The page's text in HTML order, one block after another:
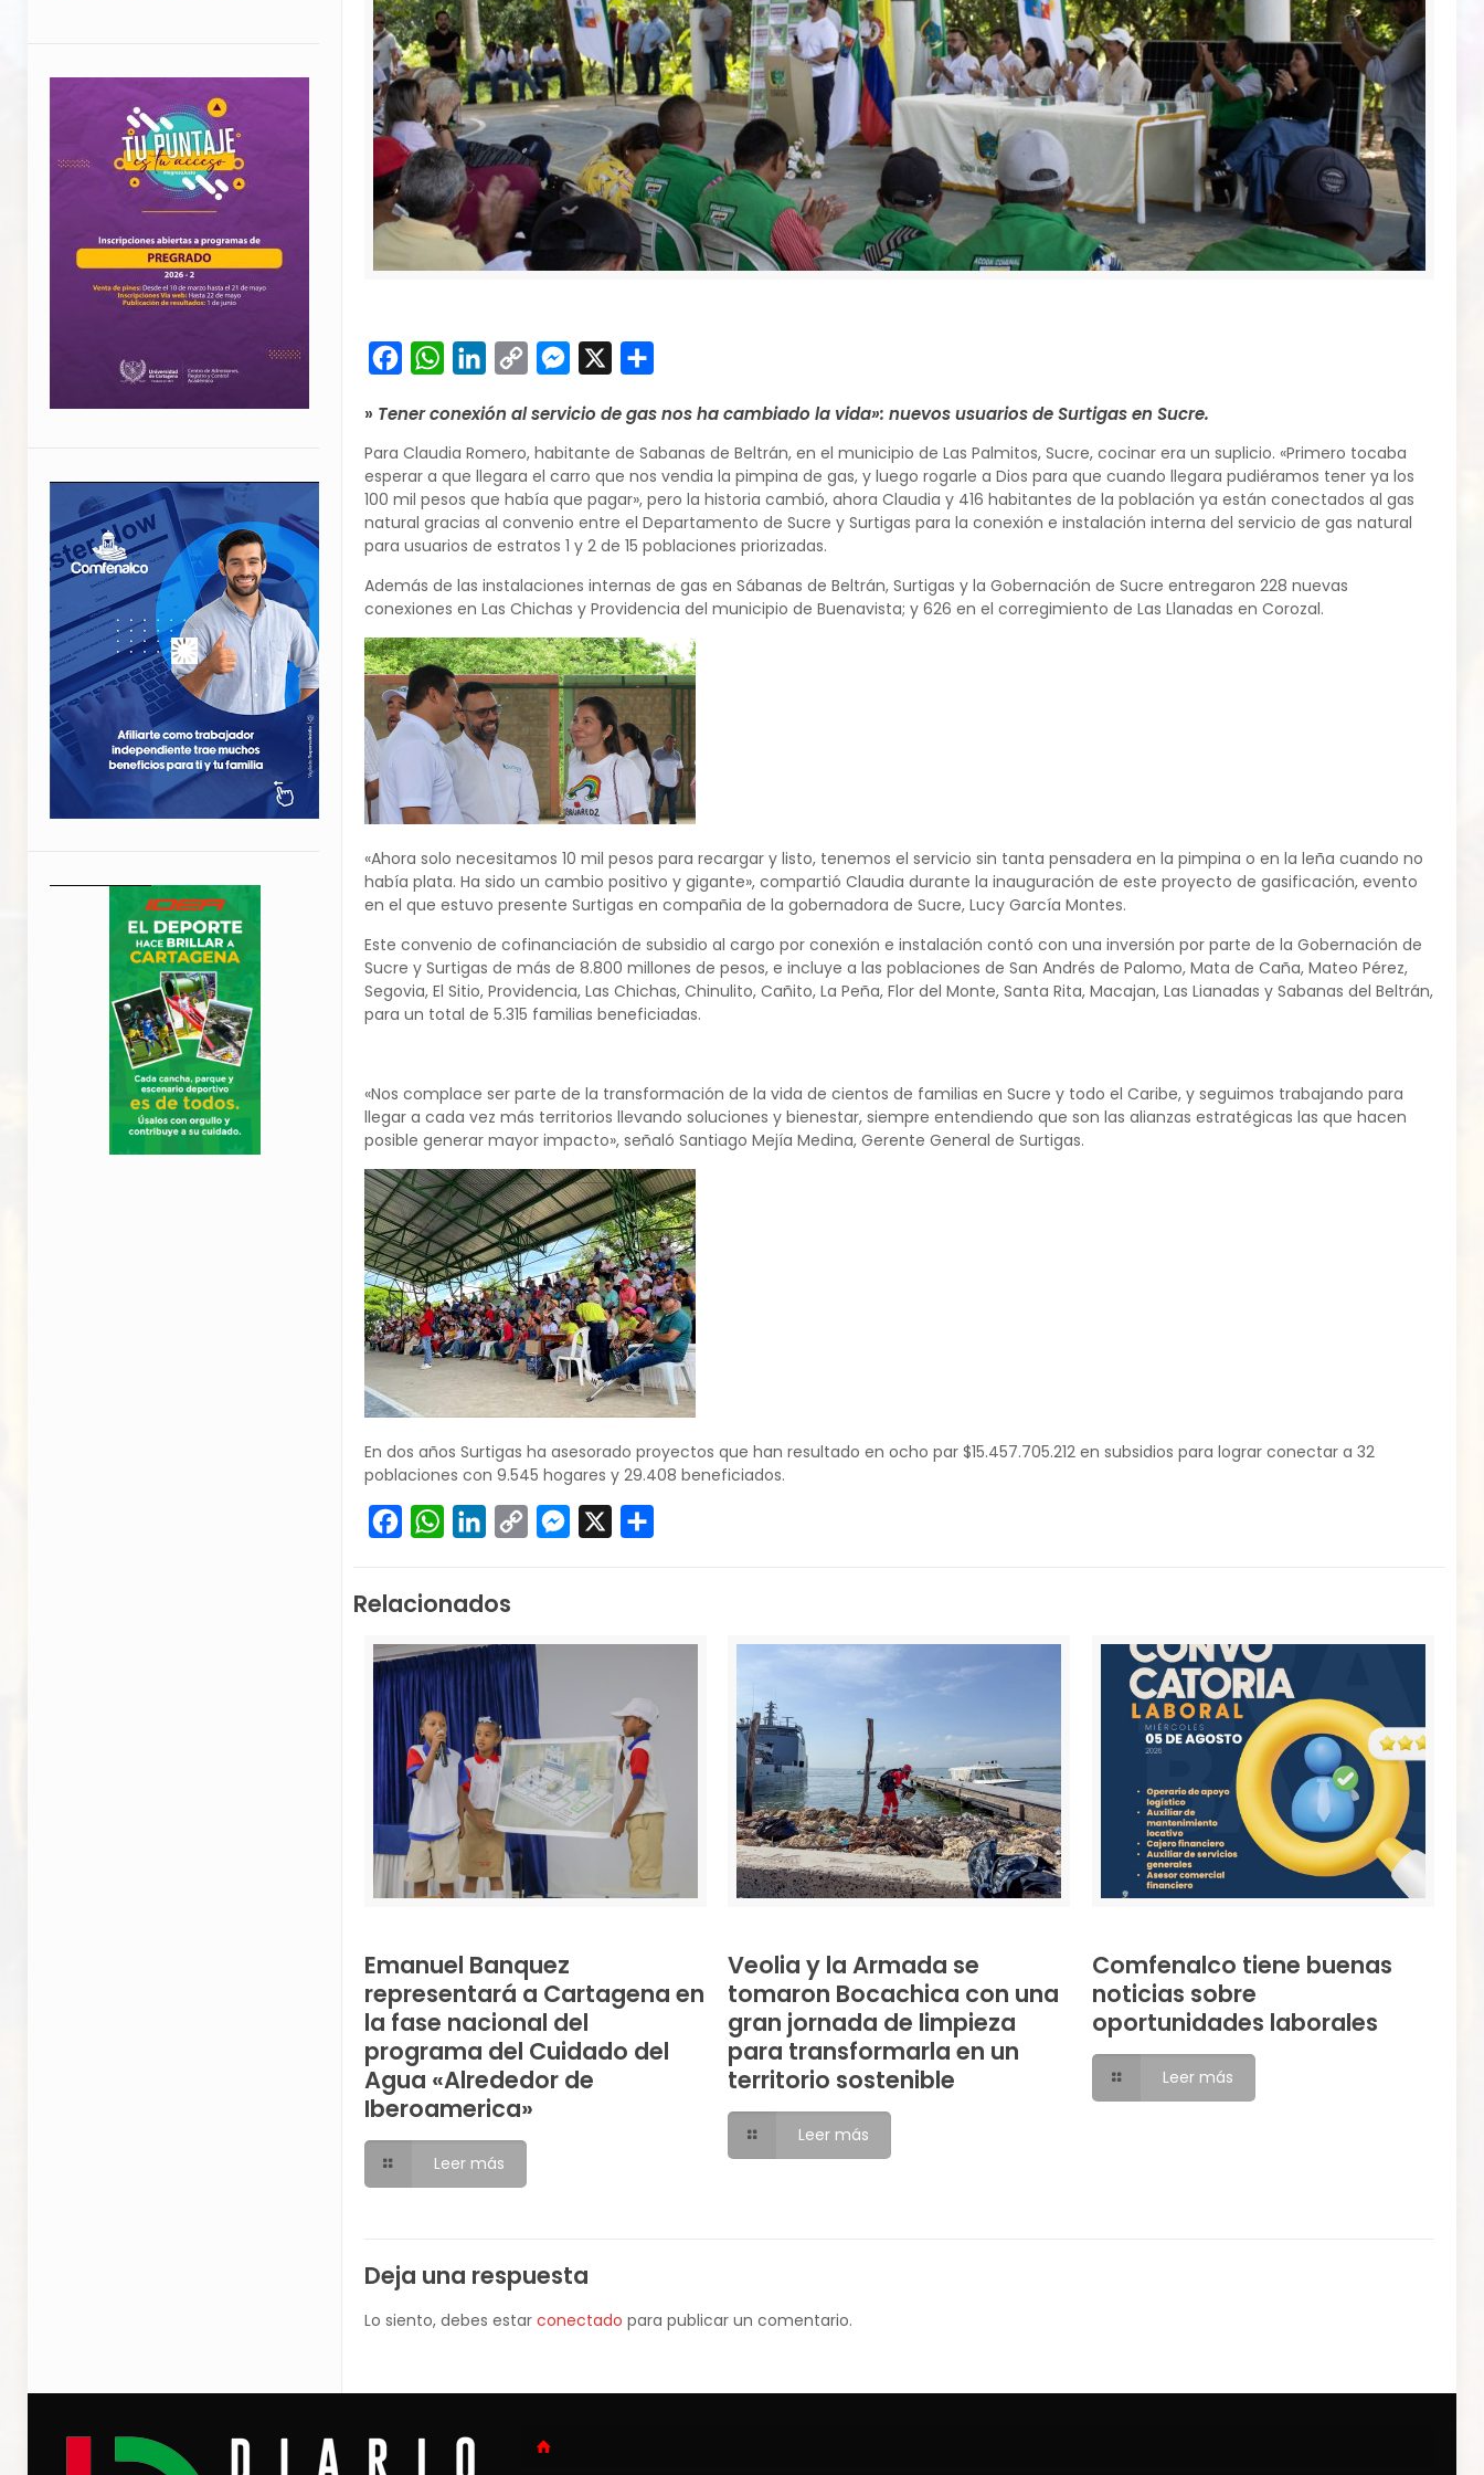
FacebookWhatsAppLinkedIn
Copy
Messenger
» Tener conexión al servicio de gas nos ha cambiado la vida»: nuevos usuarios de Surtigas en Sucre.
Para Claudia Romero, habitante de Sabanas de Beltrán, en el municipio de Las Palmitos, Sucre, cocinar era un suplicio. «Primero tocaba
esperar a que llegara el carro que nos vendia la pimpina de gas, y luego rogarle a Dios para que cuando llegara pudiéramos tener ya los
100 mil pesos que había que pagar», pero la historia cambió, ahora Claudia y 416 habitantes de la población ya están conectados al gas
natural gracias al convenio entre el Departamento de Sucre y Surtigas para la conexión e instalación interna del servicio de gas natural
para usuarios de estratos 1 y 2 de 15 poblaciones priorizadas.
Además de las instalaciones internas de gas en Sábanas de Beltrán, Surtigas y la Gobernación de Sucre entregaron 228 nuevas
conexiones en Las Chichas y Providencia del municipio de Buenavista; y 626 en el corregimiento de Las Llanadas en Corozal.
«Ahora solo necesitamos 10 mil pesos para recargar y listo, tenemos el servicio sin tanta pensadera en la pimpina o en la leña cuando no
había plata. Ha sido un cambio positivo y gigante», compartió Claudia durante la inauguración de este proyecto de gasificación, evento
en el que estuvo presente Surtigas en compañia de la gobernadora de Sucre, Lucy García Montes.
Este convenio de cofinanciación de subsidio al cargo por conexión e instalación contó con una inversión por parte de la Gobernación de
Sucre y Surtigas de más de 8.800 millones de pesos, e incluye a las poblaciones de San Andrés de Palomo, Mata de Caña, Mateo Pérez,
Segovia, El Sitio, Providencia, Las Chichas, Chinulito, Cañito, La Peña, Flor del Monte, Santa Rita, Macajan, Las Lianadas y Sabanas del Beltrán,
para un total de 5.315 familias beneficiadas.
«Nos complace ser parte de la transformación de la vida de cientos de familias en Sucre y todo el Caribe, y seguimos trabajando para
llegar a cada vez más territorios llevando soluciones y bienestar, siempre entendiendo que son las alianzas estratégicas las que hacen
posible generar mayor impacto», señaló Santiago Mejía Medina, Gerente General de Surtigas.
En dos años Surtigas ha asesorado proyectos que han resultado en ocho par $15.457.705.212 en subsidios para lograr conectar a 32
poblaciones con 9.545 hogares y 29.408 beneficiados.
FacebookWhatsAppLinkedIn
Copy
Messenger
Relacionados
Emanuel Banquez
representará a Cartagena en
la fase nacional del
programa del Cuidado del
Agua «Alrededor de
Iberoamerica»
Leer más
Veolia y la Armada se
tomaron Bocachica con una
gran jornada de limpieza
para transformarla en un
territorio sostenible
Leer más
Comfenalco tiene buenas
noticias sobre
oportunidades laborales
Leer más
Deja una respuesta
Lo siento, debes estar conectado para publicar un comentario.